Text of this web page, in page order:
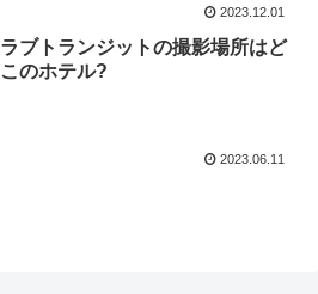
2023.12.01
ラブトランジットの撮影場所はど
このホテル?
2023.06.11